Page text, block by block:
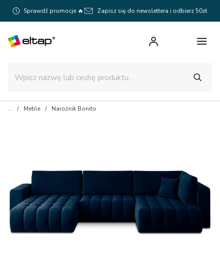
Sprawdź promocje 🔥 Zapisz się do newslettera i odbierz 50zł
Meble Narożnik Bonito